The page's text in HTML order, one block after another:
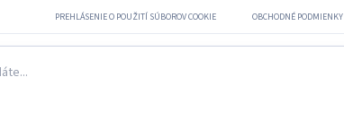
PREHLÁSENIE O POUŽITÍ SÚBOROV COOKIE OBCHODNÉ PODMIENKY